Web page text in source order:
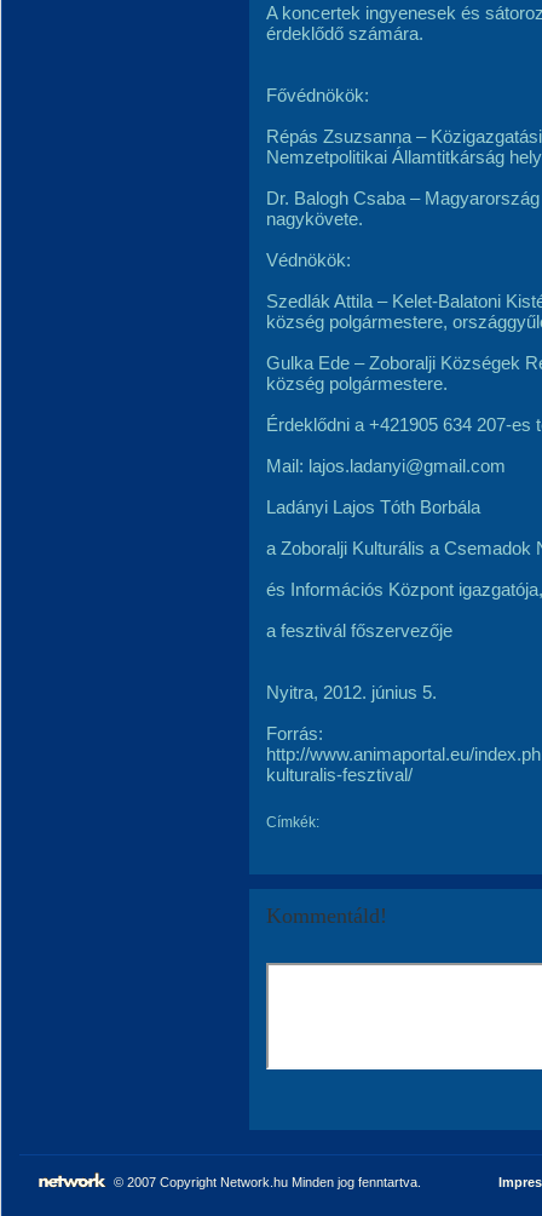
A koncertek ingyenesek és
érdeklődő számára.
Fővédnökök:
Répás Zsuzsanna –
Nemzetpolitikai Államtitkárság
Dr. Balogh Csaba –
nagykövete.
Védnökök:
Szedlák Attila – Kelet-Balatoni
község polgármestere,
Gulka Ede – Zoboralji Községek
község polgármestere.
Érdeklődni a +421905 634 207-es
Mail: lajos.ladanyi@gmail.com
Ladányi Lajos Tóth Borbála
a Zoboralji Kulturális a Csemadok
és Információs Központ
a fesztivál főszervezője
Nyitra, 2012. június 5.
Forrás:
http://www.animaportal.eu/
kulturalis-fesztival/
Címkék:
Kommentáld!
© 2007 Copyright Network.hu Minden jog fenntartva.